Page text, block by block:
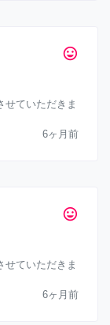
tag_faces
せていただきま
6ヶ月前
tag_faces
せていただきま
6ヶ月前